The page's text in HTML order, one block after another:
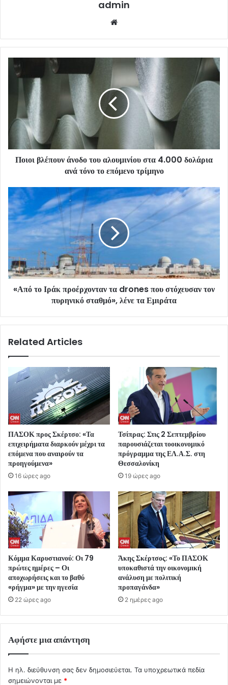
admin
Ποιοι βλέπουν άνοδο του αλουμινίου στα 4.000 δολάρια
ανά τόνο το επόμενο τρίμηνο
«Από το Ιράκ προέρχονταν τα drones που στόχευσαν τον
πυρηνικό σταθμό», λένε τα Εμιράτα
Related Articles
ΠΑΣΟΚ προς Σκέρτσο: «Τα
επιχειρήματα διαρκούν μέχρι τα
επόμενα που αναιρούν τα
προηγούμενα»
16 ώρες ago
Τσίπρας: Στις 2 Σεπτεμβρίου
παρουσιάζεται τοοικονομικό
πρόγραμμα της ΕΛ.Α.Σ. στη
Θεσσαλονίκη
19 ώρες ago
Κόμμα Καρυστιανού: Οι 79
πρώτες ημέρες – Οι
αποχωρήσεις και το βαθύ
«ρήγμα» με την ηγεσία
22 ώρες ago
Άκης Σκέρτσος: «Το ΠΑΣΟΚ
υποκαθιστά την οικονομική
ανάλυση με πολιτική
προπαγάνδα»
2 ημέρες ago
Αφήστε μια απάντηση
Η ηλ. διεύθυνση σας δεν δημοσιεύεται. Τα υποχρεωτικά πεδία
σημειώνονται με *